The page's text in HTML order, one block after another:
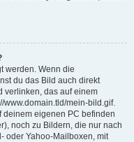
werden. Wenn die
du das Bild auch direkt
verlinken, das auf einem
www.domain.tld/mein-bild.gif.
deinem eigenen PC befinden
noch zu Bildern, die nur nach
oder Yahoo-Mailboxen, mit